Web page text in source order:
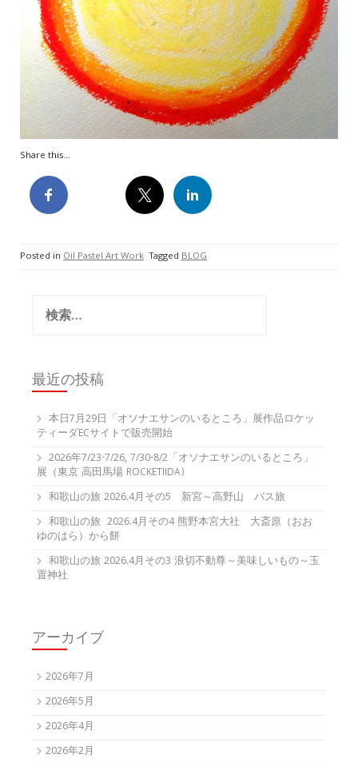
Share this...
Posted in Oil Pastel Art Work Tagged BLOG
最近の投稿
本日7月29日「オソナエサンのいるところ」展作品ロケッ
ティーダECサイトで販売開始
2026年7/23-7/26, 7/30-8/2「オソナエサンのいるところ」
展（東京 高田馬場 ROCKETIIDA)
和歌山の旅 2026.4月その5 新宮～高野山 バス旅
和歌山の旅 2026.4月その4 熊野本宮大社 大斎原（おお
ゆのはら）から餅
和歌山の旅 2026.4月その3 浪切不動尊～美味しいもの～玉
置神社
アーカイブ
2026年7月
2026年5月
2026年4月
2026年2月